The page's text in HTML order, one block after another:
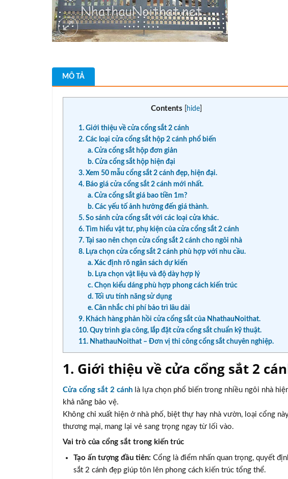
MÔ TẢ
Contents hide]
1. Giới thiệu về cửa cổng sắt 2 cánh
2. Các loại cửa cổng sắt hộp 2 cánh phổ biến
a. Cửa cổng sắt hộp đơn giản
b. Cửa cổng sắt hộp hiện đại
3. Xem 50 mẫu cổng sắt 2 cánh đẹp, hiện đại.
4. Báo giá cửa cổng sắt 2 cánh mới nhất.
a. Cửa cổng sắt giá bao tiền 1m?
b. Các yếu tố ảnh hưởng đến giá thành.
5. So sánh cửa cổng sắt với các loại cửa khác.
6. Tìm hiểu vật tư, phụ kiện của cửa cổng sắt 2 cánh
7. Tại sao nên chọn cửa cổng sắt 2 cánh cho ngôi nhà
8. Lựa chọn cửa cổng sắt 2 cánh phù hợp với nhu cầu.
a. Xác định rõ ngân sách dự kiến
b. Lựa chọn vật liệu và độ dày hợp lý
c. Chọn kiểu dáng phù hợp phong cách kiến trúc
d. Tối ưu tính năng sử dụng
e. Cân nhắc chi phí bảo trì lâu dài
9. Khách hàng phản hồi cửa cổng sắt của NhathauNoithat.
10. Quy trình gia công, lắp đặt cửa cổng sắt chuẩn kỹ thuật.
11. NhathauNoithat – Đơn vị thi công cổng sắt chuyên nghiệp.
1. Giới thiệu về cửa cổng sắt 2
Cửa cổng sắt 2 cánh là lựa chọn phổ biến trong nhiều ngôi nhà
khả năng bảo vệ.
Không chỉ xuất hiện ở nhà phố, biệt thự hay nhà vườn, loại cổng
thương mại, mang lại vẻ sang trọng ngay từ lối vào.
Vai trò của cổng sắt trong kiến trúc
Tạo ấn tượng đầu tiên: Cổng là điểm nhấn quan trọng, quyết
sắt 2 cánh đẹp giúp tôn lên phong cách kiến trúc tổng thể.